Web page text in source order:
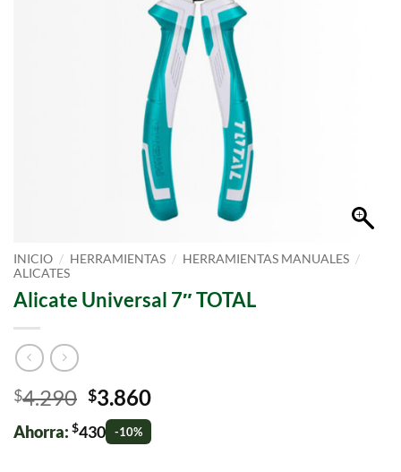
INICIO / HERRAMIENTAS / HERRAMIENTAS MANUALES /
ALICATES
Alicate Universal 7″ TOTAL
$4.290 $3.860
Ahorra: $430 -10%